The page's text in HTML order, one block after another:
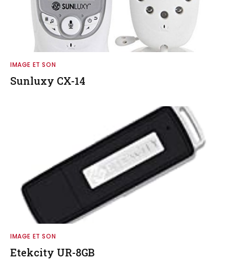
IMAGE ET SON
Sunluxy CX-14
IMAGE ET SON
Etekcity UR-8GB